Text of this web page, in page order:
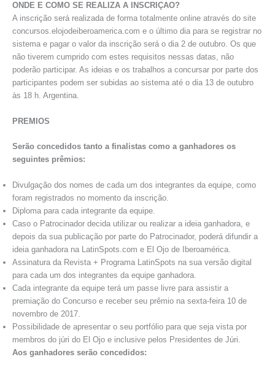
ONDE E COMO SE REALIZA A INSCRIÇAO?
A inscrição será realizada de forma totalmente online através do site
concursos.elojodeiberoamerica.com e o último dia para se registrar no
sistema e pagar o valor da inscrição será o dia 2 de outubro. Os que
não tiverem cumprido com estes requisitos nessas datas, não
poderão participar. As ideias e os trabalhos a concursar por parte dos
participantes podem ser subidas ao sistema até o dia 13 de outubro
às 18 h. Argentina.
PREMIOS
Serão concedidos tanto a finalistas como a ganhadores os
seguintes prêmios:
Divulgação dos nomes de cada um dos integrantes da equipe, como
foram registrados no momento da inscrição.
Diploma para cada integrante da equipe.
Caso o Patrocinador decida utilizar ou realizar a ideia ganhadora, e
depois da sua publicação por parte do Patrocinador, poderá difundir a
ideia ganhadora na LatinSpots.com e El Ojo de Iberoamérica.
Assinatura da Revista + Programa LatinSpots na sua versão digital
para cada um dos integrantes da equipe ganhadora.
Cada integrante da equipe terá um passe livre para assistir a
premiação do Concurso e receber seu prêmio na sexta-feira 10 de
novembro de 2017.
Possibilidade de apresentar o seu portfólio para que seja vista por
membros do júri do El Ojo e inclusive pelos Presidentes de Júri.
Aos ganhadores serão concedidos: